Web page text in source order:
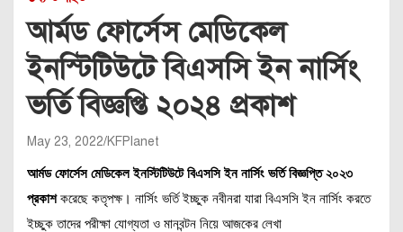
আর্মড ফোর্সেস মেডিকেল
ইনস্টিটিউটে বিএসসি ইন নার্সিং
ভর্তি বিজ্ঞপ্তি ২০২৪ প্রকাশ
May 23, 2022 KFPlanet
আর্মড ফোর্সেস মেডিকেল ইনস্টিটিউটে বিএসসি ইন নার্সিং ভর্তি বিজ্ঞপ্তি ২০২৩
প্রকাশকরেছে কতৃপক্ষ। নার্সিং ভর্তি ইচ্ছুক নবীনরা যারা বিএসসি ইন নার্সিং করতে
ইচ্ছুক তাদের পরীক্ষা যোগ্যতা ও মানবন্টন নিয়ে আজকের লেখা